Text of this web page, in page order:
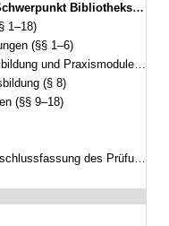
2015 (GVBl S. 330) BayRS 2038-3-1-10-I/WK (§§ 1–59)
1–18)
(§§ 1–6)
und Praxismodule (§ 7)
(§ 8)
(§§ 9–18)
des Prüfungsausschusses